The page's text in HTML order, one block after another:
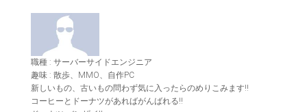
職種 : サーバーサイドエンジニア
趣味 : 散歩、MMO、自作PC
新しいもの、古いもの問わず気に入ったらのめりこみます!!
コーヒーとドーナツがあればがんばれる!!